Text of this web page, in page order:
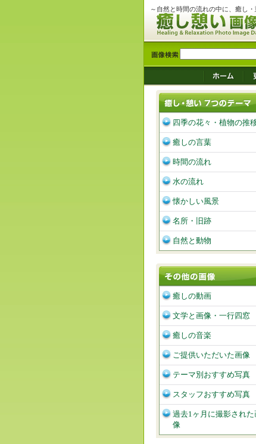
～自然と時間の流れの中に、癒し
四季の花々・植物の推
癒しの言葉
時間の流れ
水の流れ
懐かしい風景
名所・旧跡
自然と動物
癒しの動画
文学と画像・一行四窓
癒しの音楽
ご提供いただいた画像
テーマ別おすすめ写真
スタッフおすすめ写真
過去1ヶ月に撮影された
像